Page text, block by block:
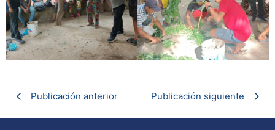
Publicación anterior Publicación siguiente